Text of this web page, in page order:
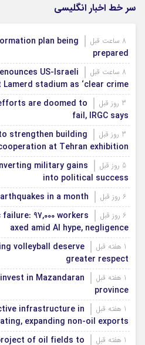
سر خط اخبار انگلیسی
plan being
prepared
US-Israeli
stadium as ‘clear crime’
are doomed to
fail, IRGC says
strengthen building
at Tehran exhibition
military gains
into political success
in a month
97,000 workers
axed amid AI hype, negligence
volleyball deserve
greater respect
in Mazandaran
province
infrastructure in
expanding non-oil exports
of oil fields to